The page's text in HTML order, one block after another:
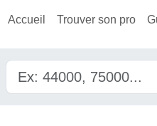
Accueil Trouver son pro